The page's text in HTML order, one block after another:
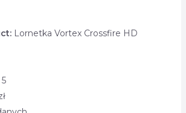
Lornetka Vortex Crossfire HD